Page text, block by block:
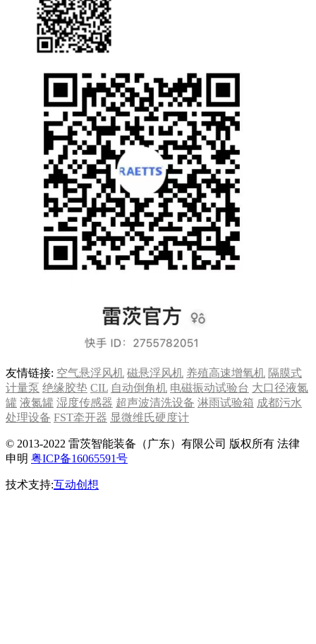
友情链接: 空气悬浮风机 磁悬浮风机 养殖高速增氧机 隔膜式
计量泵 绝缘胶垫 CIL 自动倒角机 电磁振动试验台 大口径液氮
罐 液氮罐 湿度传感器 超声波清洗设备 淋雨试验箱 成都污水
处理设备 FST牵开器 显微维氏硬度计
© 2013-2022 雷茨智能装备（广东）有限公司 版权所有 法律
申明 粤ICP备16065591号
技术支持:互动创想